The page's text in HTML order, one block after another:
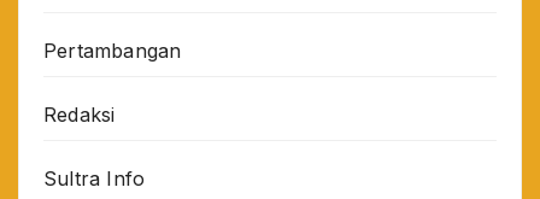
Pertambangan
Redaksi
Sultra Info